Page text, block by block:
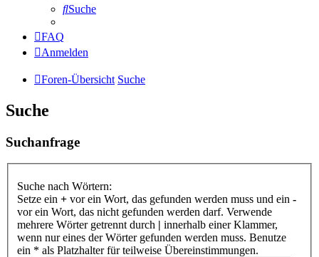
Suche
FAQ
Anmelden
Foren-Übersicht Suche
Suche
Suchanfrage
Suche nach Wörtern:
Setze ein + vor ein Wort, das gefunden werden muss und ein -
vor ein Wort, das nicht gefunden werden darf. Verwende
mehrere Wörter getrennt durch | innerhalb einer Klammer,
wenn nur eines der Wörter gefunden werden muss. Benutze
ein * als Platzhalter für teilweise Übereinstimmungen.